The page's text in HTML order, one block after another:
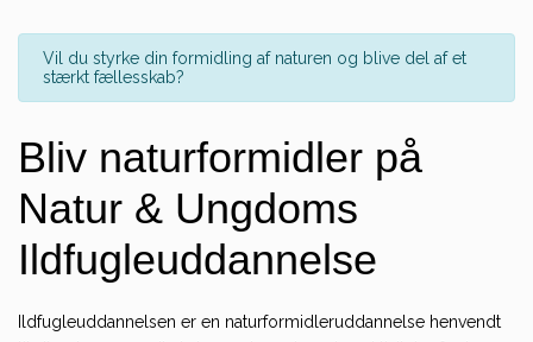
Vil du styrke din formidling af naturen og blive del af et
stærkt fællesskab?
Bliv naturformidler på
Natur & Ungdoms
Ildfugleuddannelse
Ildfugleuddannelsen er en naturformidleruddannelse henvendt